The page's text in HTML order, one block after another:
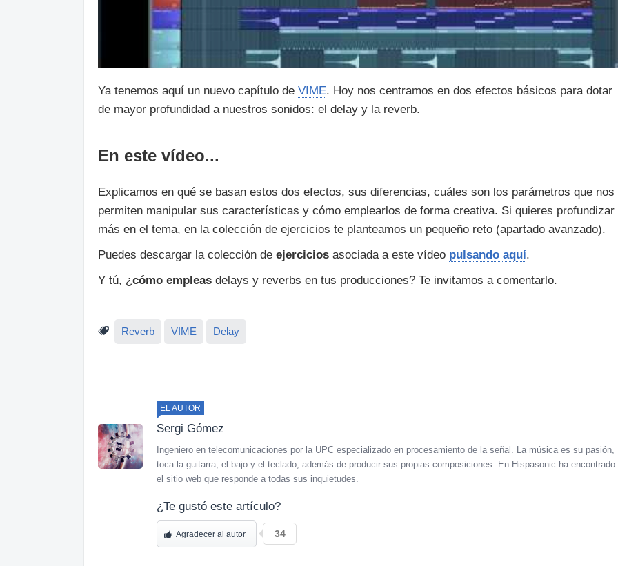
Ya tenemos aquí un nuevo capítulo de VIME. Hoy nos centramos en dos efectos básicos para dotar
de mayor profundidad a nuestros sonidos: el delay y la reverb.
En este vídeo...
Explicamos en qué se basan estos dos efectos, sus diferencias, cuáles son los parámetros que nos
permiten manipular sus características y cómo emplearlos de forma creativa. Si quieres profundizar
más en el tema, en la colección de ejercicios te planteamos un pequeño reto (apartado avanzado).
Puedes descargar la colección de ejercicios asociada a este vídeo pulsando aquí.
Y tú, ¿cómo empleas delays y reverbs en tus producciones? Te invitamos a comentarlo.
Reverb VIME Delay
EL AUTOR
Sergi Gómez
Ingeniero en telecomunicaciones por la UPC especializado en procesamiento de la señal. La música es su pasión,
toca la guitarra, el bajo y el teclado, además de producir sus propias composiciones. En Hispasonic ha encontrado
el sitio web que responde a todas sus inquietudes.
¿Te gustó este artículo?
Agradecer al autor 34